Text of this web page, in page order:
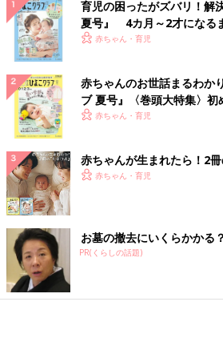
った！」（まめ）
◾️トイレットペーパーはダブルからシング
「トイレットペーパーはダブル以外考え
とシングルでもいけること判明しました
だなと、夫と少し反省できました！」（
◾️外食の回数
「値上げラッシュで外食する回数を減ら
みの日に料理を作るのがめんどうくさい
が、慣れてくるとだんだん家で食べるほ
うに。休みで時間があるからこそ、新し
うという気持ちになり、結果オーライで
◾️サロン系のヘアケア製品
「自分のシャンプーとトリートメント！
トリートメント使っていたけど市販の少
育児の困ったがズバリ！解
夏号』 4カ月～2才になる
いっぱい！
赤ちゃん・育児
赤ちゃんのお世話まるわか
ブ 夏号』〈巻頭大特集〉
く！ おっぱい・ミルクの基
赤ちゃん・育児
赤ちゃんが生まれたら！2冊
赤ちゃん・育児
お墓の撤去にいくらかかる
PR(くらしの話題)